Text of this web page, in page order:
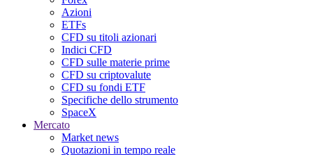
Azioni
ETFs
CFD su titoli azionari
Indici CFD
CFD sulle materie prime
CFD su criptovalute
CFD su fondi ETF
Specifiche dello strumento
SpaceX
Mercato
Market news
Quotazioni in tempo reale